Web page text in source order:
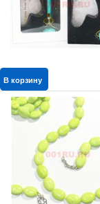
В корзину